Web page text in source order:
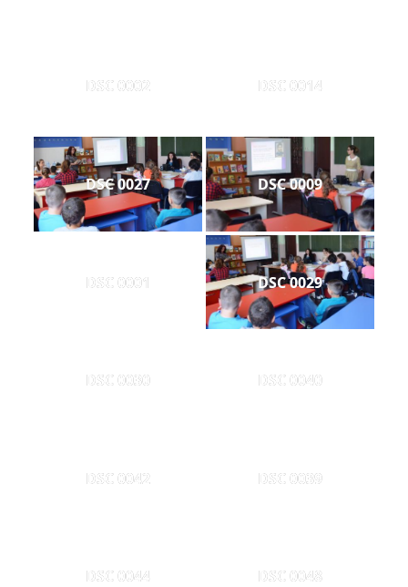
DSC 0002 DSC 0014
DSC 0027 DSC 0009
DSC 0001 DSC 0029
DSC 0030 DSC 0040
DSC 0042 DSC 0039
DSC 0044 DSC 0048